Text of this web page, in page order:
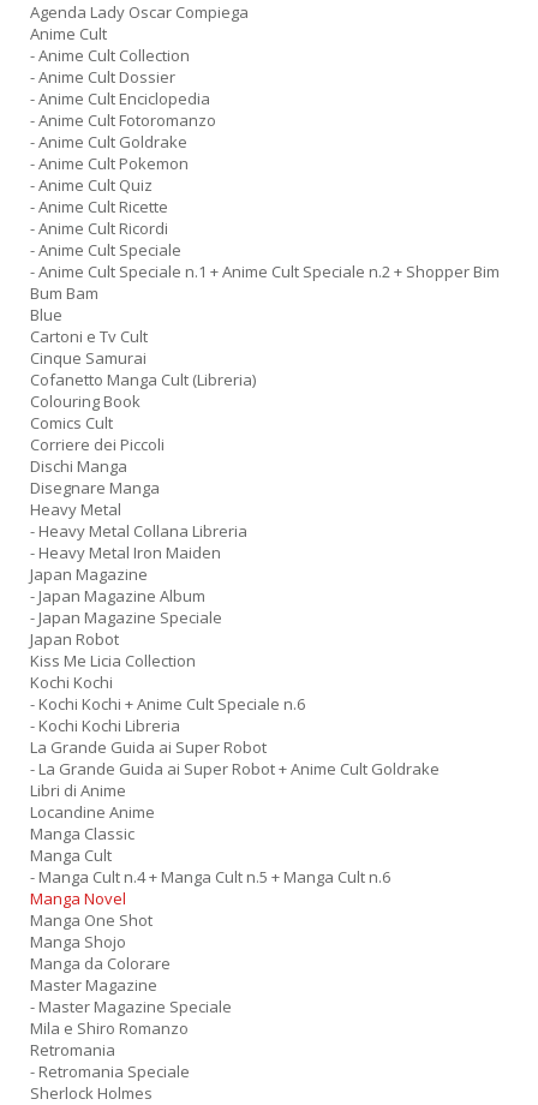
Agenda Lady Oscar Compiega
Anime Cult
- Anime Cult Collection
- Anime Cult Dossier
- Anime Cult Enciclopedia
- Anime Cult Fotoromanzo
- Anime Cult Goldrake
- Anime Cult Pokemon
- Anime Cult Quiz
- Anime Cult Ricette
- Anime Cult Ricordi
- Anime Cult Speciale
- Anime Cult Speciale n.1 + Anime Cult Speciale n.2 + Shopper Bim
Bum Bam
Blue
Cartoni e Tv Cult
Cinque Samurai
Cofanetto Manga Cult (Libreria)
Colouring Book
Comics Cult
Corriere dei Piccoli
Dischi Manga
Disegnare Manga
Heavy Metal
- Heavy Metal Collana Libreria
- Heavy Metal Iron Maiden
Japan Magazine
- Japan Magazine Album
- Japan Magazine Speciale
Japan Robot
Kiss Me Licia Collection
Kochi Kochi
- Kochi Kochi + Anime Cult Speciale n.6
- Kochi Kochi Libreria
La Grande Guida ai Super Robot
- La Grande Guida ai Super Robot + Anime Cult Goldrake
Libri di Anime
Locandine Anime
Manga Classic
Manga Cult
- Manga Cult n.4 + Manga Cult n.5 + Manga Cult n.6
Manga Novel
Manga One Shot
Manga Shojo
Manga da Colorare
Master Magazine
- Master Magazine Speciale
Mila e Shiro Romanzo
Retromania
- Retromania Speciale
Sherlock Holmes